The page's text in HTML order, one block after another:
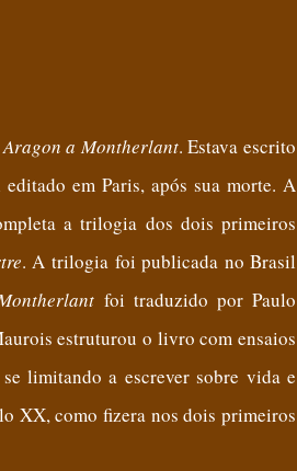
a Montherlant. Estava escrito
em Paris, após sua morte. A
a trilogia dos dois primeiros
. A trilogia foi publicada no Brasil
foi traduzido por Paulo
estruturou o livro com ensaios
limitando a escrever sobre vida e
XX, como fizera nos dois primeiros